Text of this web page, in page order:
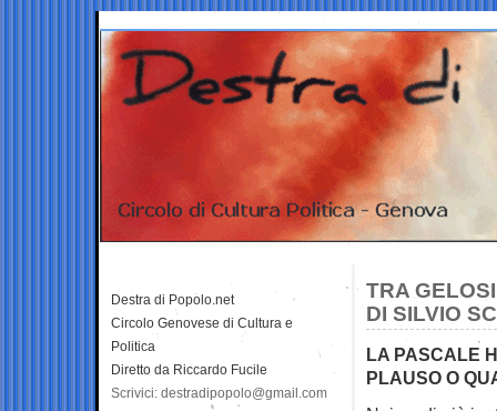
TRA
DI SILVIO
LA PASCALE
PLAUSO O
Destra di Popolo.net
Circolo Genovese di Cultura e
Politica
Diretto da Riccardo Fucile
Scrivici: destradipopolo@gmail.com